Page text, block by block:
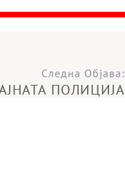
Следна Објава:
ПОЛИЦИЈА